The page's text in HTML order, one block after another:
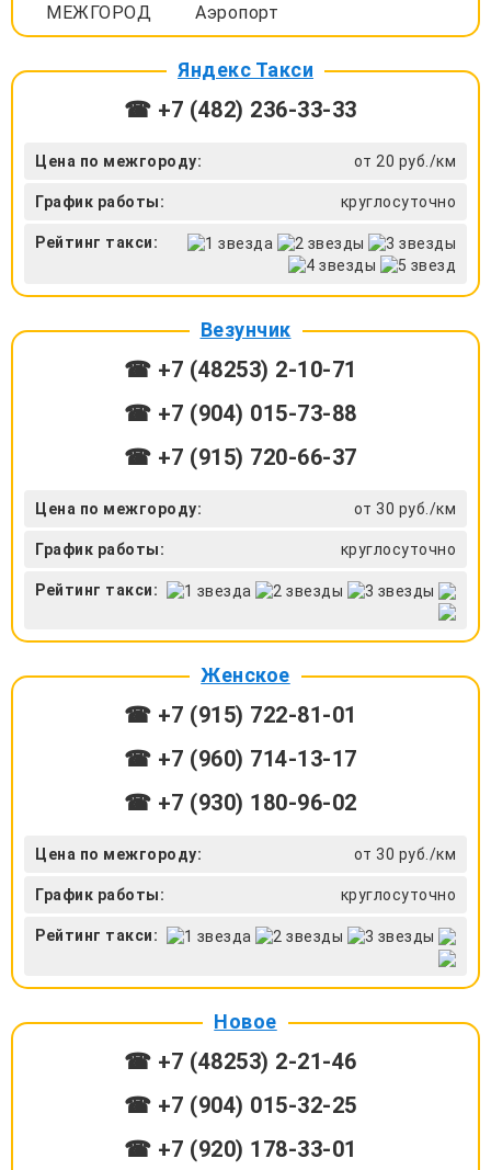
МЕЖГОРОД Аэропорт
Яндекс Такси
☎ +7 (482) 236-33-33
Цена по межгороду: от 20 руб./км
График работы: круглосуточно
Рейтинг такси:
Везунчик
☎ +7 (48253) 2-10-71
☎ +7 (904) 015-73-88
☎ +7 (915) 720-66-37
Цена по межгороду: от 30 руб./км
График работы: круглосуточно
Рейтинг такси:
Женское
☎ +7 (915) 722-81-01
☎ +7 (960) 714-13-17
☎ +7 (930) 180-96-02
Цена по межгороду: от 30 руб./км
График работы: круглосуточно
Рейтинг такси:
Новое
☎ +7 (48253) 2-21-46
☎ +7 (904) 015-32-25
☎ +7 (920) 178-33-01